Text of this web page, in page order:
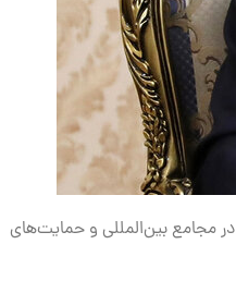
مجامع بین‌المللی و حمایت‌های